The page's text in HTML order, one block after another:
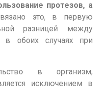
протезов, а
это, в первую
разницей между
в обоих случаях при
в организм,
исключением в